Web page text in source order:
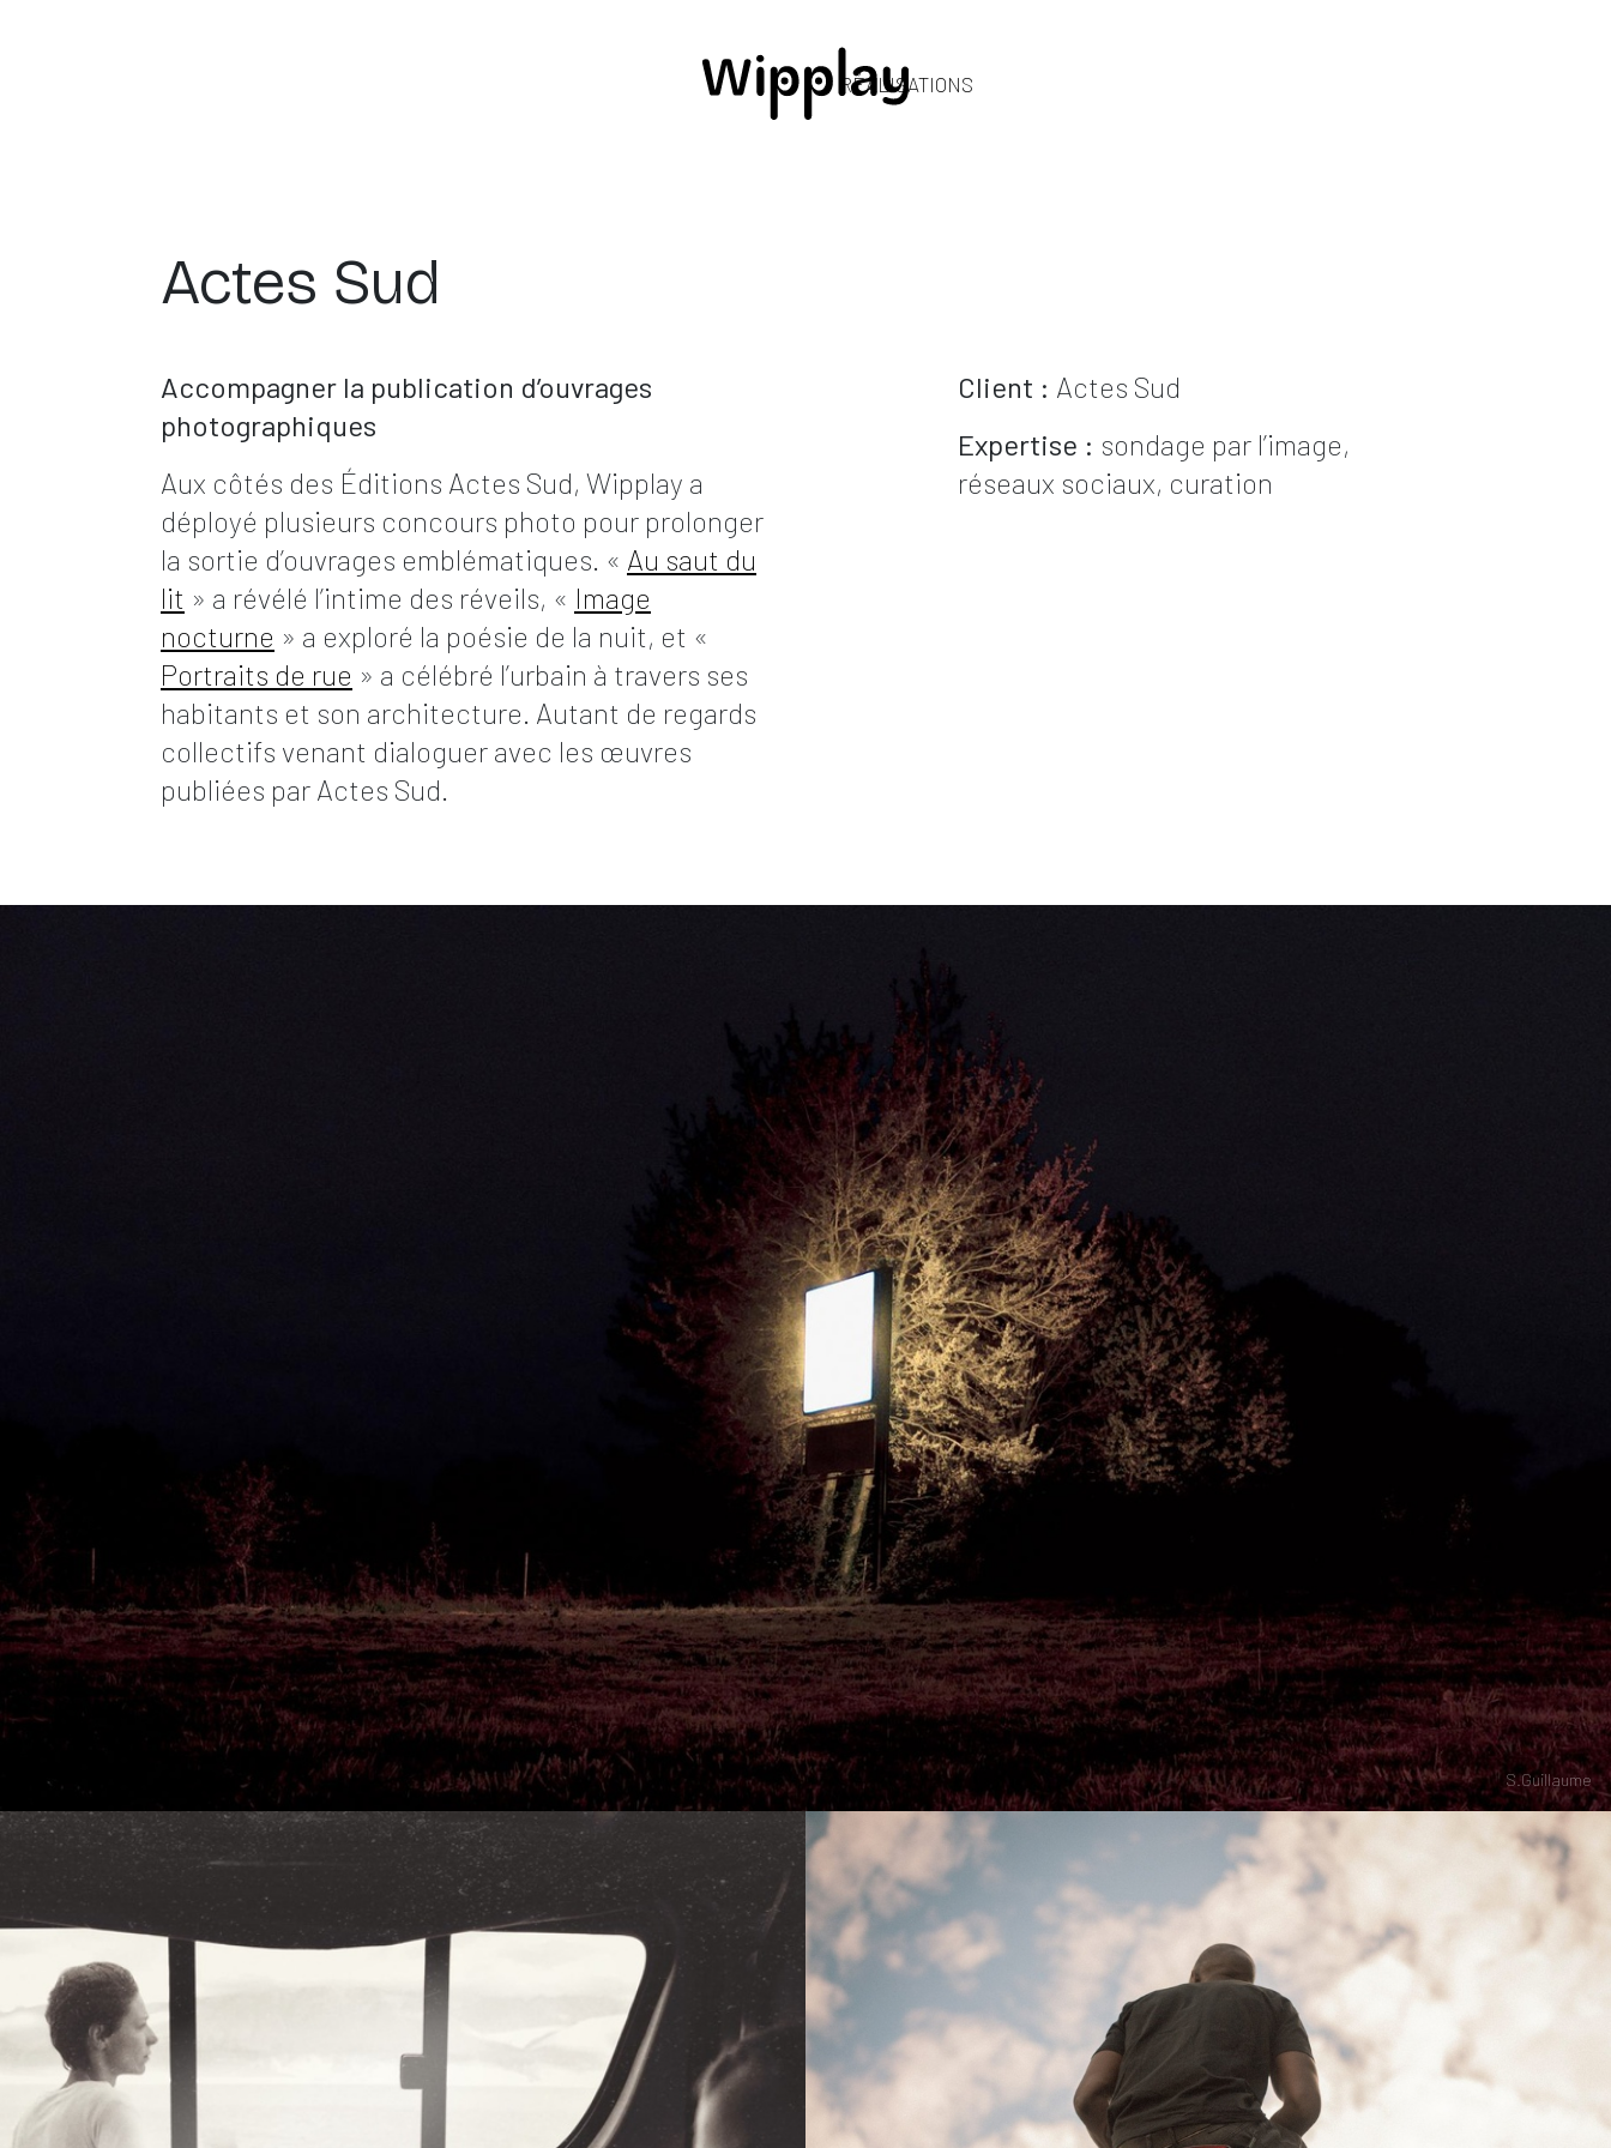
RÉALISATIONS
Actes Sud
Accompagner la publication d’ouvrages
photographiques
Aux côtés des Éditions Actes Sud, Wipplay a
déployé plusieurs concours photo pour prolonger
la sortie d’ouvrages emblématiques. « Au saut du
lit » a révélé l’intime des réveils, « Image
nocturne » a exploré la poésie de la nuit, et «
Portraits de rue » a célébré l’urbain à travers ses
habitants et son architecture. Autant de regards
collectifs venant dialoguer avec les œuvres
publiées par Actes Sud.
Client : Actes Sud
Expertise : sondage par l’image,
réseaux sociaux, curation
S.Guillaume